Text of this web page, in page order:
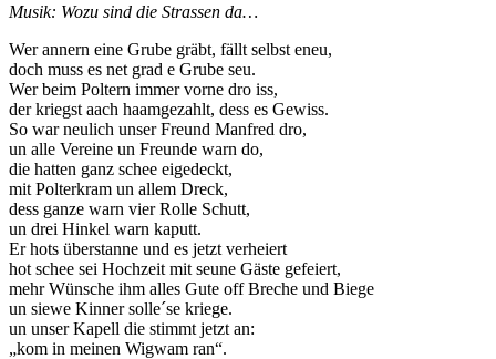
Musik: Wozu sind die Strassen da…
Wer annern eine Grube gräbt, fällt selbst eneu,
doch muss es net grad e Grube seu.
Wer beim Poltern immer vorne dro iss,
der kriegst aach haamgezahlt, dess es Gewiss.
So war neulich unser Freund Manfred dro,
un alle Vereine un Freunde warn do,
die hatten ganz schee eigedeckt,
mit Polterkram un allem Dreck,
dess ganze warn vier Rolle Schutt,
un drei Hinkel warn kaputt.
Er hots überstanne und es jetzt verheiert
hot schee sei Hochzeit mit seune Gäste gefeiert,
mehr Wünsche ihm alles Gute off Breche und Biege
un siewe Kinner solle´se kriege.
un unser Kapell die stimmt jetzt an:
„kom in meinen Wigwam ran“.